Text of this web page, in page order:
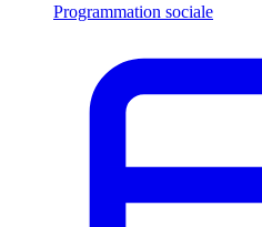
Programmation sociale